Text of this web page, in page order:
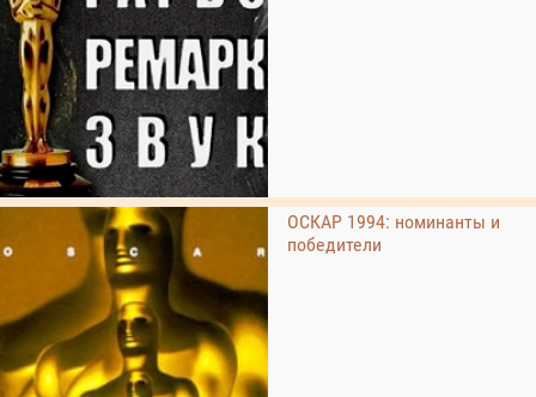
ОСКАР 1994: номинанты и
победители